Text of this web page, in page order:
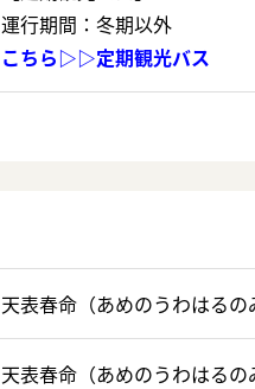
運行期間：冬期以外
こちら▷▷定期観光バス
天表春命（あめのうわはるの
天表春命（あめのうわはるの